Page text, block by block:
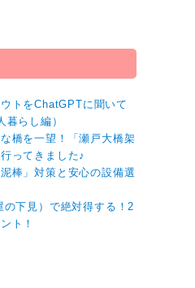
トをChatGPTに聞いて
暮らし編）
橋を一望！「瀬戸大橋架
ってきました♪
棒」対策と安心の設備選
の下見）で絶対得する！2
ト！